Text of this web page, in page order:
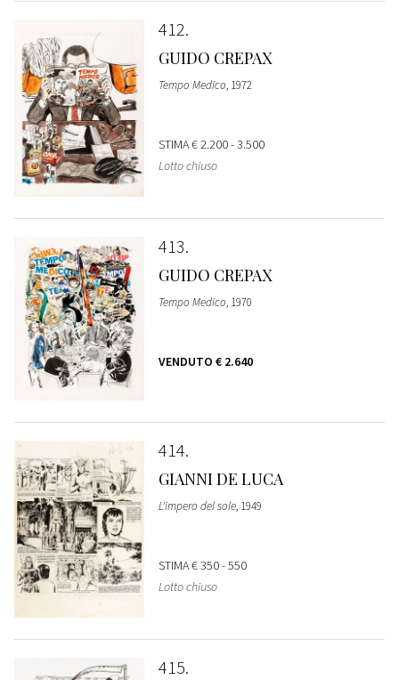
412
GUIDO CREPAX
Tempo Medico, 1972
STIMA€ 2.200 - 3.500
Lotto chiuso
413
GUIDO CREPAX
Tempo Medico, 1970
VENDUTO € 2.640
414
GIANNI DE LUCA
L'impero del sole, 1949
STIMA€ 350 - 550
Lotto chiuso
415